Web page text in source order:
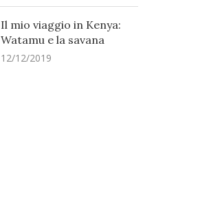
Il mio viaggio in Kenya:
Watamu e la savana
12/12/2019